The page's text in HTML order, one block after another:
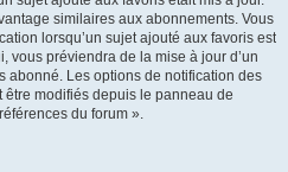
similaires aux abonnements. Vous
lorsqu’un sujet ajouté aux favoris est
vous préviendra de la mise à jour d’un
abonné. Les options de notification des
modifiés depuis le panneau de
du forum ».